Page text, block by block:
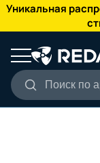
Уникальная
Поиск по
КАТАЛОГ